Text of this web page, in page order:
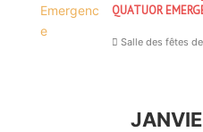
QUATUOR
Salle des fêtes